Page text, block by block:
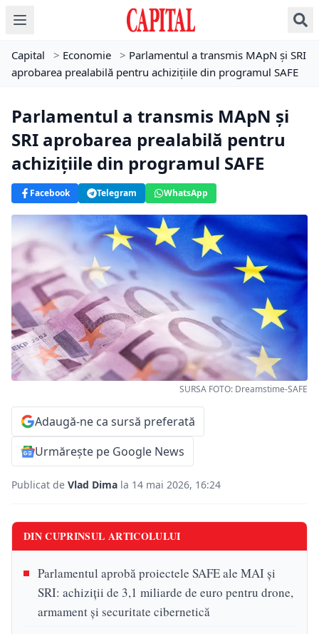
Capital > Economie > Parlamentul a transmis MApN și SRI
aprobarea prealabilă pentru achizițiile din programul SAFE
Parlamentul a transmis MApN și
SRI aprobarea prealabilă pentru
achizițiile din programul SAFE
Facebook Telegram WhatsApp
SURSA FOTO: Dreamstime-SAFE
Adaugă-ne ca sursă preferată
Urmărește pe Google News
Publicat de Vlad Dima la 14 mai 2026, 16:24
DIN CUPRINSUL ARTICOLULUI
Parlamentul aprobă proiectele SAFE ale MAI și
SRI: achiziții de 3,1 miliarde de euro pentru drone,
armament și securitate cibernetică